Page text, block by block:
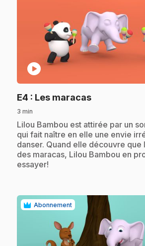
play_circle
E4 : Les maracas.
3 min
.Lilou Bambou est attirée par un
qui fait naître en elle une envie
danser. Quand elle découvre que
des maracas, Lilou Bambou en
essayer!
Abonnement